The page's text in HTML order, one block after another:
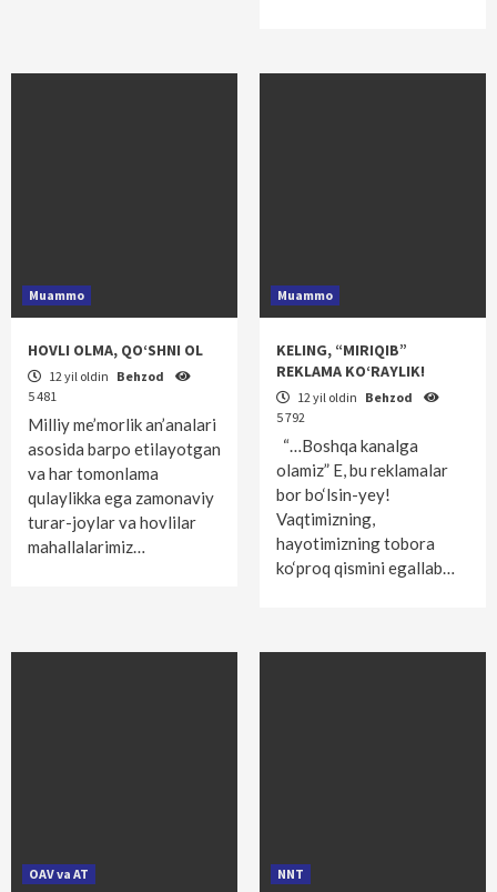
Muammo
HOVLI OLMA, QO‘SHNI OL
12 yil oldin Behzod
5 481
Milliy me’morlik an’analari
asosida barpo etilayotgan
va har tomonlama
qulaylikka ega zamonaviy
turar-joylar va hovlilar
mahallalarimiz…
Muammo
KELING, “MIRIQIB”
REKLAMA KO‘RAYLIK!
12 yil oldin Behzod
5 792
“…Boshqa kanalga
olamiz” E, bu reklamalar
bor bo‘lsin-yey!
Vaqtimizning,
hayotimizning tobora
ko‘proq qismini egallab…
OAV va AT NNT